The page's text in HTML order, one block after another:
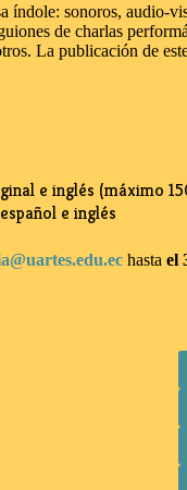
índole: sonoros, audio-
de charlas
La publicación de
e inglés (máximo
e inglés
hasta el